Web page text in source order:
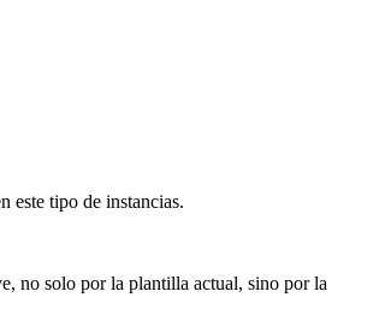
este tipo de instancias.
no solo por la plantilla actual, sino por la